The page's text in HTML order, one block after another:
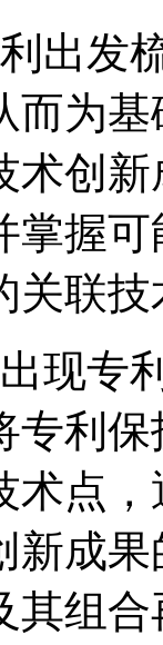
出发
而为
术创
掌握
关联
现专
专利
术点
新成
其组